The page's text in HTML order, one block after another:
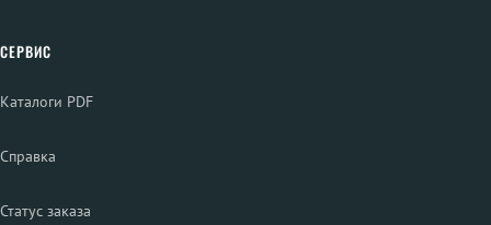
СЕРВИС
Каталоги PDF
Справка
Статус заказа